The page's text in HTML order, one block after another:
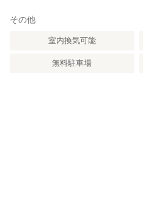
その他
室内換気可能
無料駐車場